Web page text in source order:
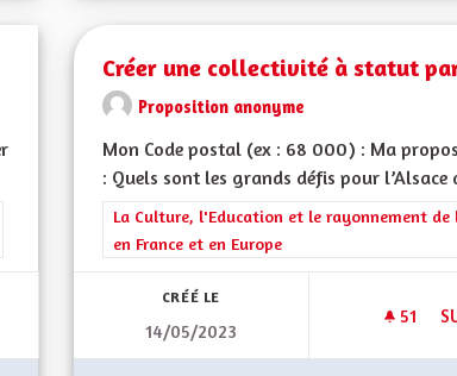
de l'Alsace et de ses territoires, l'emploi
Créer une collectivité à statut
Proposition anonyme
Mon Code postal (ex : 68 000) : Ma
: Quels sont les grands défis pour l’Alsace
Filtrer les résultats de la catégorie : La
La Culture, l'Education et le rayonnement de
en France et en Europe
CRÉÉ LE
14/05/2023
51